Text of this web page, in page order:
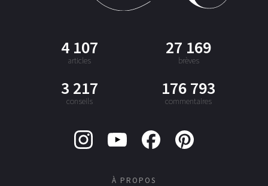
4 107
articles
27 169
brèves
3 217
conseils
176 793
commentaires
À PROPOS